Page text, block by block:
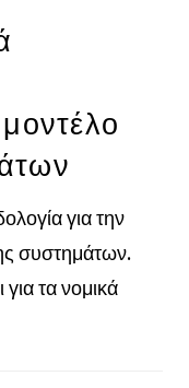
για την
συστημάτων.
τα νομικά